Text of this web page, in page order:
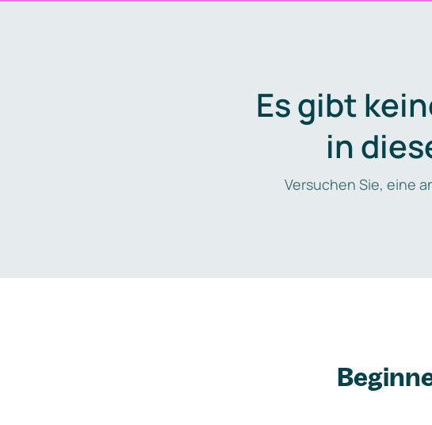
Es gibt
in
Versuchen Sie, eine